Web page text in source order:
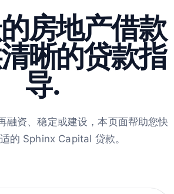
立即申请
房地产借款
晰的贷款指
导.
融资、稳定或建设，本页面帮助您快
的 Sphinx Capital 贷款。